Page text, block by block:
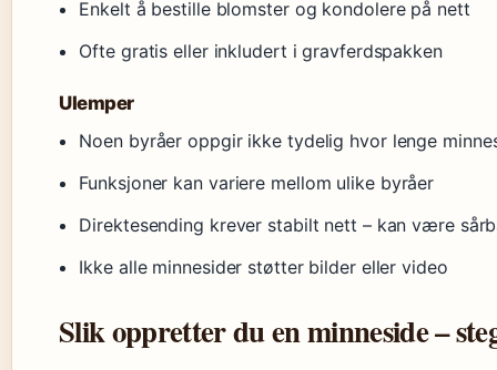
Enkelt å bestille blomster og kondolere på nett
Ofte gratis eller inkludert i gravferdspakken
Ulemper
Noen byråer oppgir ikke tydelig hvor lenge
Funksjoner kan variere mellom ulike byråer
Direktesending krever stabilt nett – kan være
Ikke alle minnesider støtter bilder eller video
Slik oppretter du en minneside –